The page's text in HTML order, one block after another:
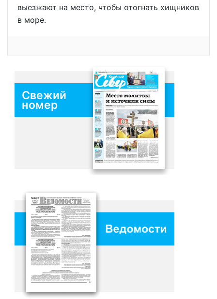
выезжают на место, чтобы отогнать хищников
в море.
Свежий
номер